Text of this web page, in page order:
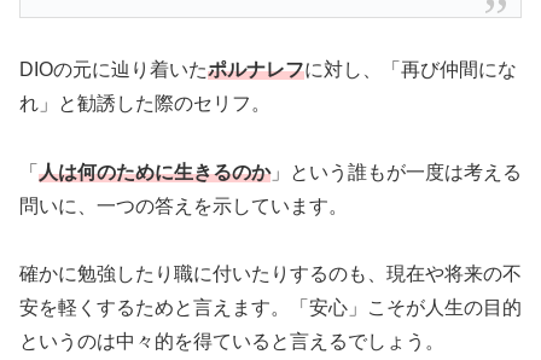
DIOの元に辿り着いたポルナレフに対し、「再び仲間にな
れ」と勧誘した際のセリフ。
「 人は何のために生きるのか」という誰もが一度は考える
問いに、一つの答えを示しています。
確かに勉強したり職に付いたりするのも、現在や将来の不
安を軽くするためと言えます。「安心」こそが人生の目的
というのは中々的を得ていると言えるでしょう。